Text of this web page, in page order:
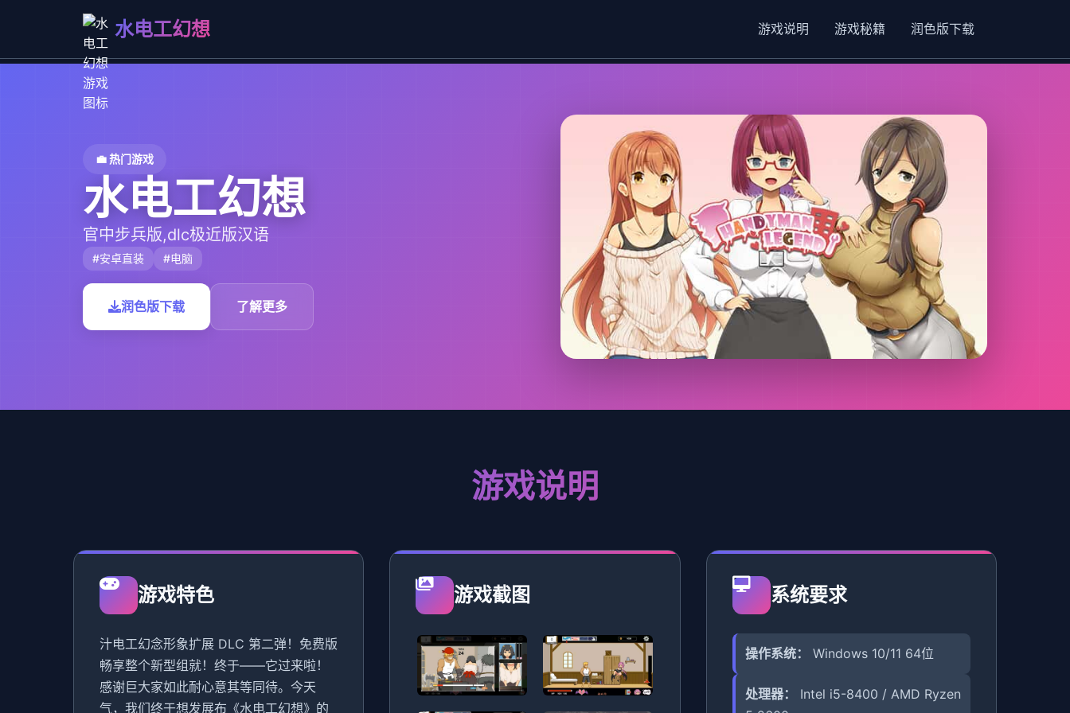
水电工幻想 游戏说明 游戏秘籍 润色版下载
💼 热门游戏
水电工幻想
官中步兵版,dlc极近版汉语
#安卓直装 #电脑
润色版下载 了解更多
游戏说明
游戏特色
汁电工幻念形象扩展 DLC 第二弹！免费版
畅享整个新型组就！终于——它过来啦！
感谢巨大家如此耐心意其等同待。今天
气，我们终于想发展布《水电工幻想》的
游戏截图 系统要求
操作系统： Windows 10/11 64位
处理器：
Intel i5-8400 / AMD Ryzen